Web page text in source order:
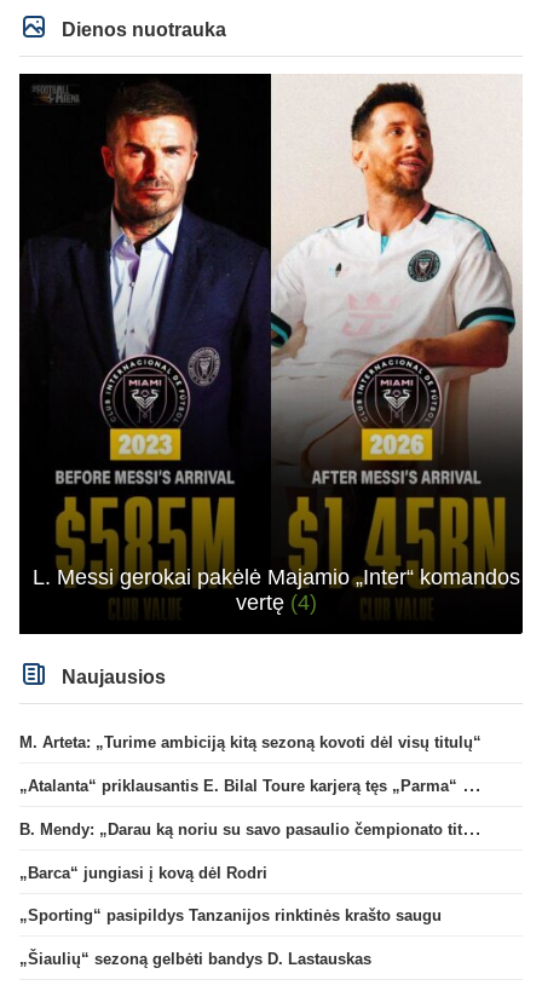
Dienos nuotrauka
L. Messi gerokai pakėlė Majamio „Inter“ komandos
vertę (4)
Naujausios
M. Arteta: „Turime ambiciją kitą sezoną kovoti dėl visų titulų“
„Atalanta“ priklausantis E. Bilal Toure karjerą tęs „Parma“ gretose
B. Mendy: „Darau ką noriu su savo pasaulio čempionato titulu“
„Barca“ jungiasi į kovą dėl Rodri
„Sporting“ pasipildys Tanzanijos rinktinės krašto saugu
„Šiaulių“ sezoną gelbėti bandys D. Lastauskas